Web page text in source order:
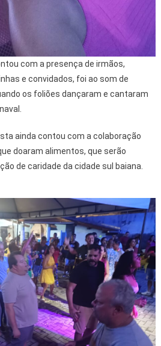
com a presença de irmãos,
e convidados, foi ao som de
os foliões dançaram e cantaram
ainda contou com a colaboração
doaram alimentos, que serão
de caridade da cidade sul baiana.